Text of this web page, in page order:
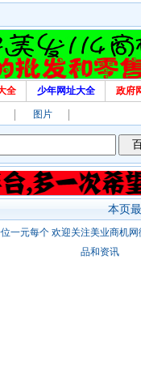
全 少年网址大全 政府
图片
本页
一元每个 欢迎关注美业商机
品和资讯